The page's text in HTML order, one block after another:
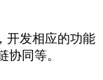
开发相应的功能
协同等。